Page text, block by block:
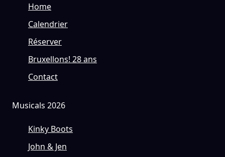
Home
Calendrier
Réserver
Bruxellons! 28 ans
Contact
Musicals 2026
Kinky Boots
John & Jen